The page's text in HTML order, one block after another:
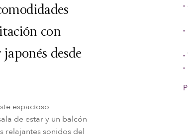
con
desde
espacioso
de estar y un balcón
relajantes sonidos del